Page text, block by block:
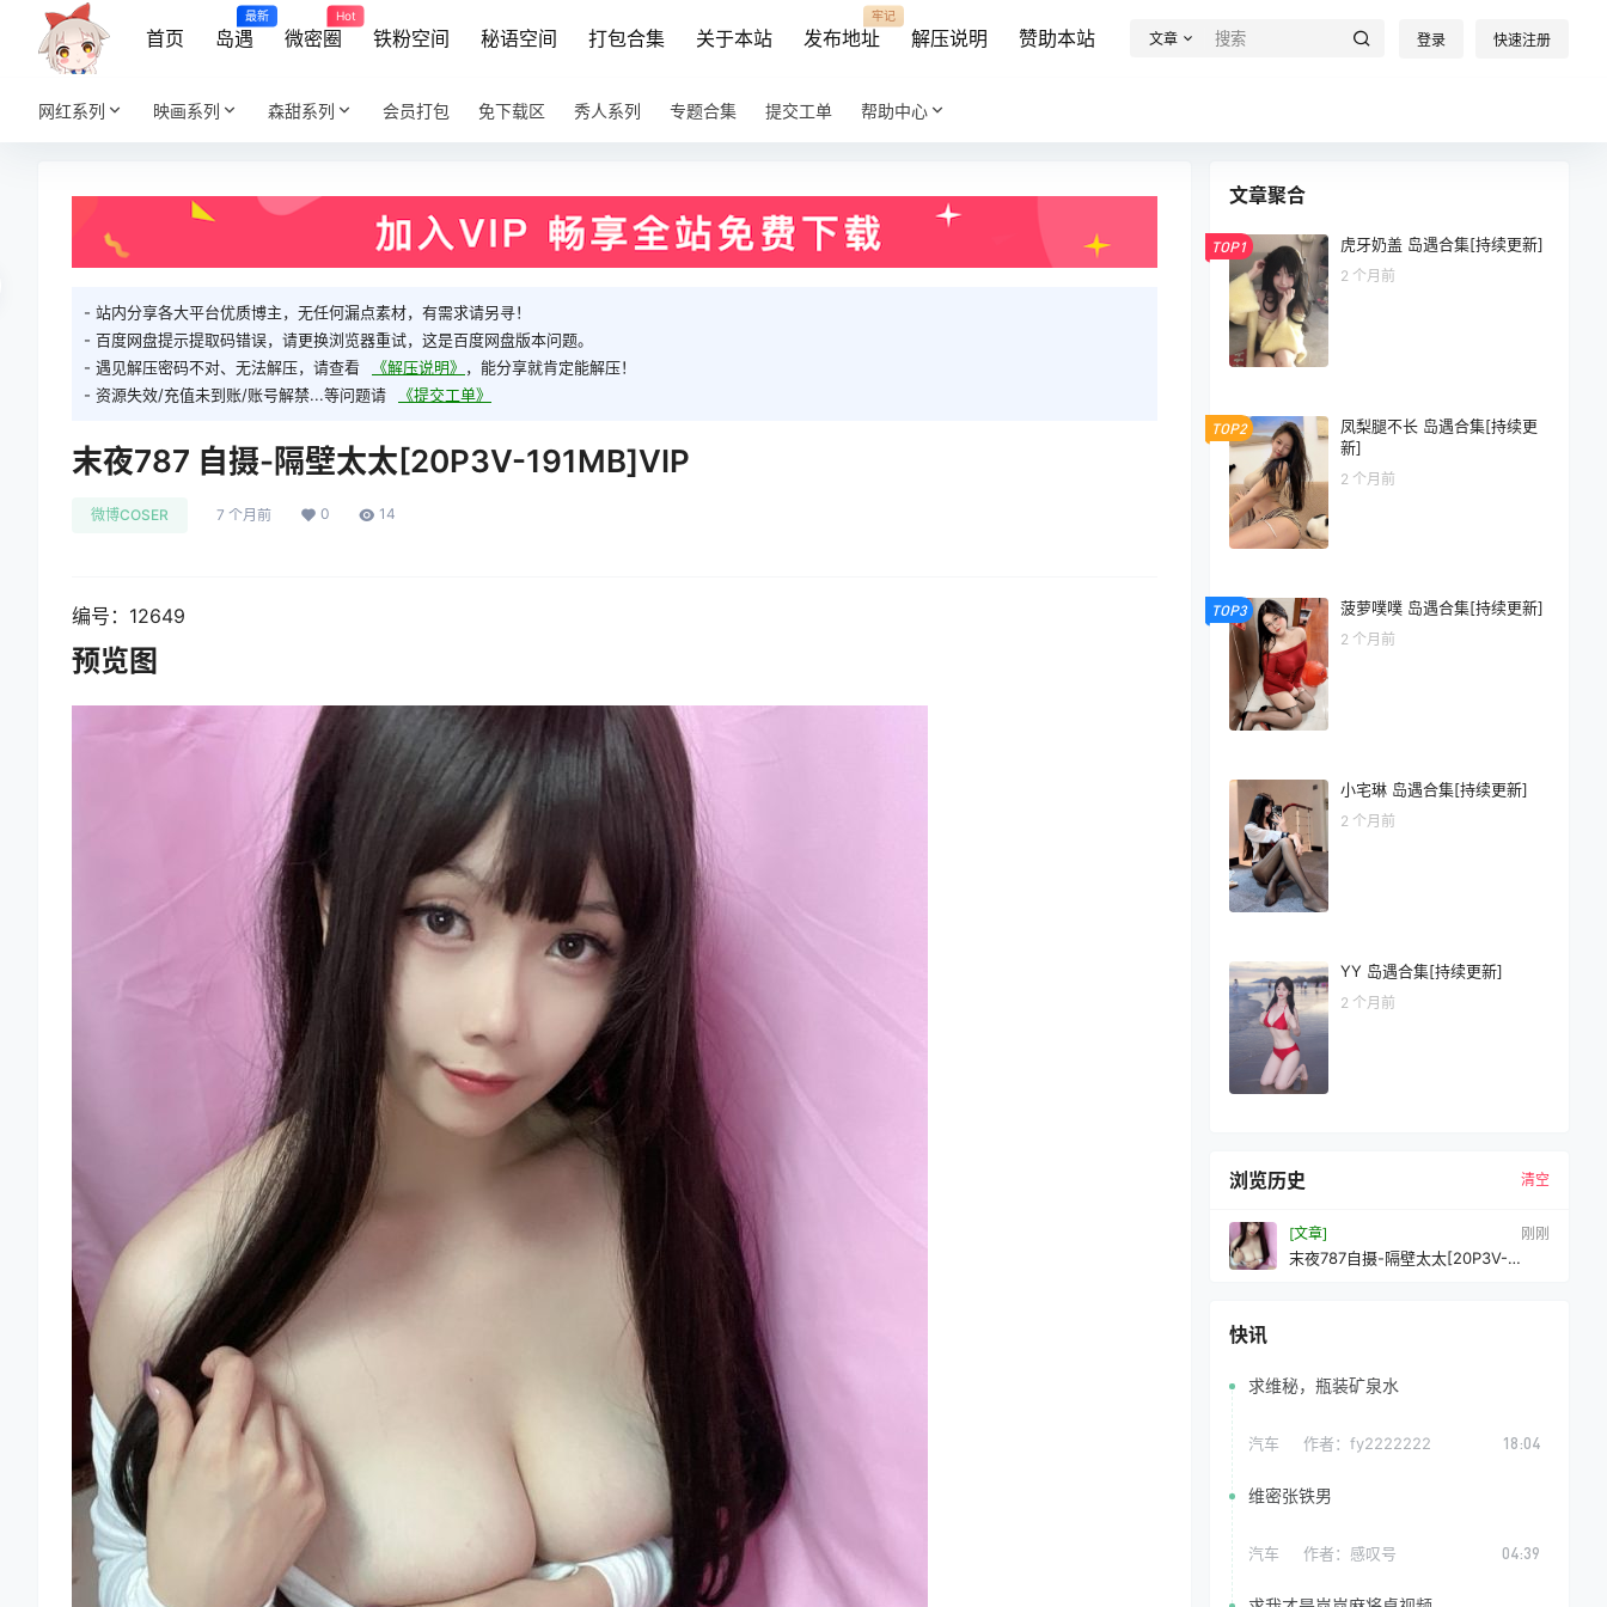
首页 岛遇
最新
微密圈
Hot
铁粉空间 秘语空间 打包合集 关于本站 发布地址
牢记
解压说明 赞助本站 文章 登录 快速注册
网红系列 映画系列 森甜系列 会员打包 免下载区 秀人系列 专题合集 提交工单 帮助中心
- 站内分享各大平台优质博主，无任何漏点素材，有需求请另寻！
- 百度网盘提示提取码错误，请更换浏览器重试，这是百度网盘版本问题。
- 遇见解压密码不对、无法解压，请查看
《解压说明》 ，能分享就肯定能解压！
- 资源失效/充值未到账/账号解禁...等问题请
《提交工单》
末夜787 自摄-隔壁太太[20P3V-191MB]VIP
微博COSER 7 个月前 0 14
编号：12649
预览图
文章聚合
TOP1 虎牙奶盖 岛遇合集[持续更新]
2 个月前
TOP2
凤梨腿不长 岛遇合集[持续更
新]
2 个月前
TOP3 菠萝噗噗 岛遇合集[持续更新]
2 个月前
小宅琳 岛遇合集[持续更新]
2 个月前
YY 岛遇合集[持续更新]
2 个月前
浏览历史 清空
[文章] 刚刚
末夜787自摄-隔壁太太[20P3V-
快讯
求维秘，瓶装矿泉水
汽车 作者： fy2222222 18:04
维密张铁男
汽车 作者： 感叹号 04:39